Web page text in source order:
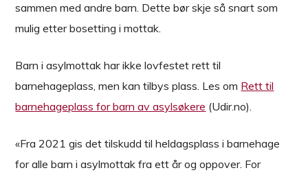
sammen med andre barn. Dette bør skje så snart som
mulig etter bosetting i mottak.
Barn i asylmottak har ikke lovfestet rett til
barnehageplass, men kan tilbys plass. Les om Rett til
barnehageplass for barn av asylsøkere (Udir.no).
«Fra 2021 gis det tilskudd til heldagsplass i barnehage
for alle barn i asylmottak fra ett år og oppover. For